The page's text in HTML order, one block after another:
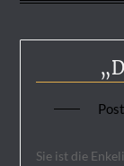
Sie ist die